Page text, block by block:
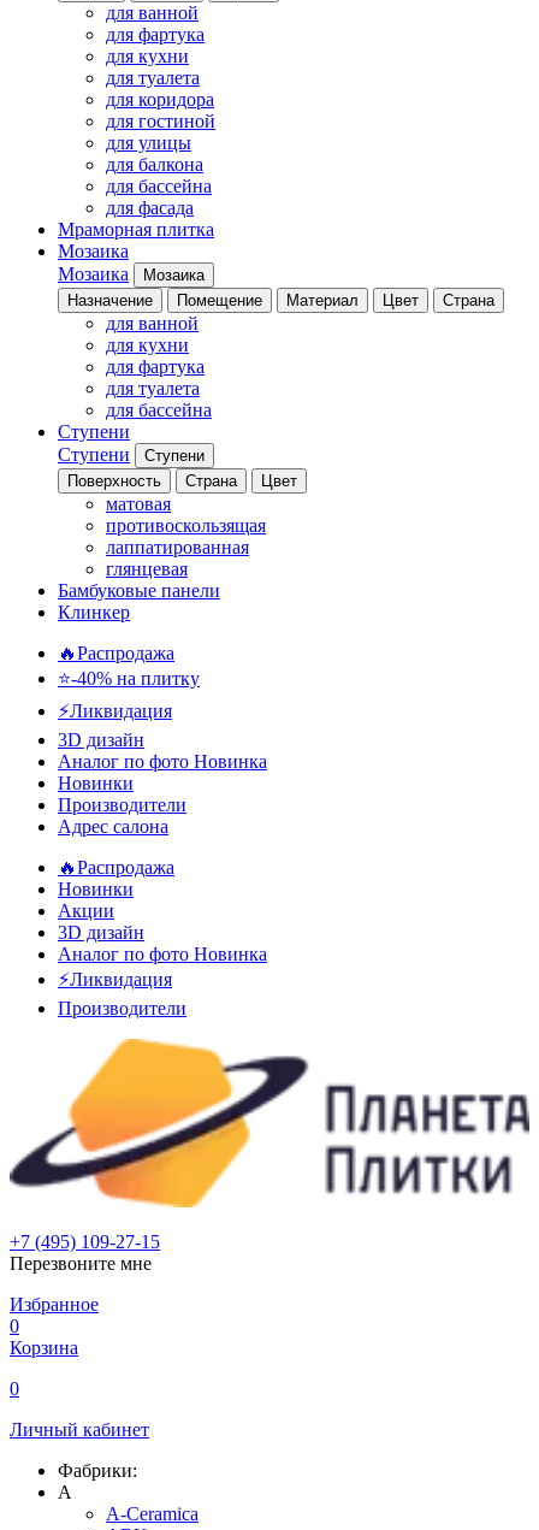
для ванной
для фартука
для кухни
для туалета
для коридора
для гостиной
для улицы
для балкона
для бассейна
для фасада
Мраморная плитка
Мозаика
Мозаика
Мозаика
Назначение
Помещение Материал Цвет Страна
для ванной
для кухни
для фартука
для туалета
для бассейна
Ступени
Ступени
Ступени
Поверхность
Страна Цвет
матовая
противоскользящая
лаппатированная
глянцевая
Бамбуковые панели
Клинкер
🔥Распродажа
⭐-40% на плитку
⚡️Ликвидация
3D дизайн
Аналог по фото Новинка
Новинки
Производители
Адрес салона
🔥Распродажа
Новинки
Акции
3D дизайн
Аналог по фото Новинка
⚡Ликвидация
Производители
+7 (495) 109-27-15
Перезвоните мне
Избранное
0
Корзина
0
Личный кабинет
Фабрики:
A
A-Ceramica